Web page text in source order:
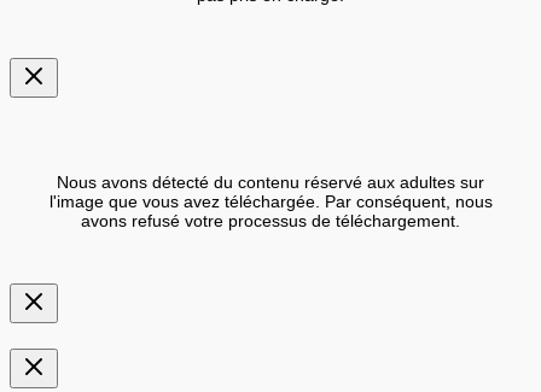
Nous avons détecté du contenu réservé aux adultes sur
l'image que vous avez téléchargée. Par conséquent, nous
avons refusé votre processus de téléchargement.